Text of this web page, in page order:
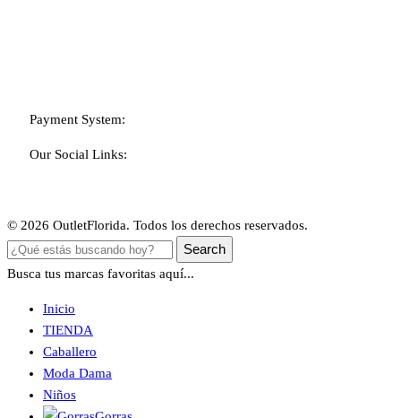
Payment System:
Our Social Links:
© 2026 OutletFlorida. Todos los derechos reservados.
Search
Busca tus marcas favoritas aquí...
Inicio
TIENDA
Caballero
Moda Dama
Niños